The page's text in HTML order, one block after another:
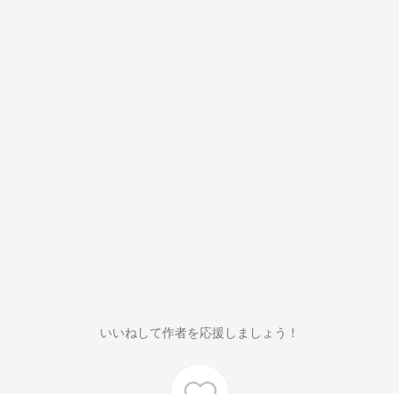
いいねして作者を応援しましょう！